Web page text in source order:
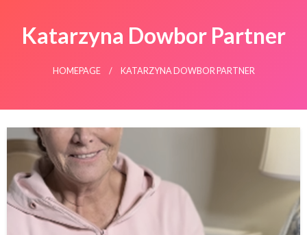
Katarzyna Dowbor Partner
HOMEPAGE KATARZYNA DOWBOR PARTNER